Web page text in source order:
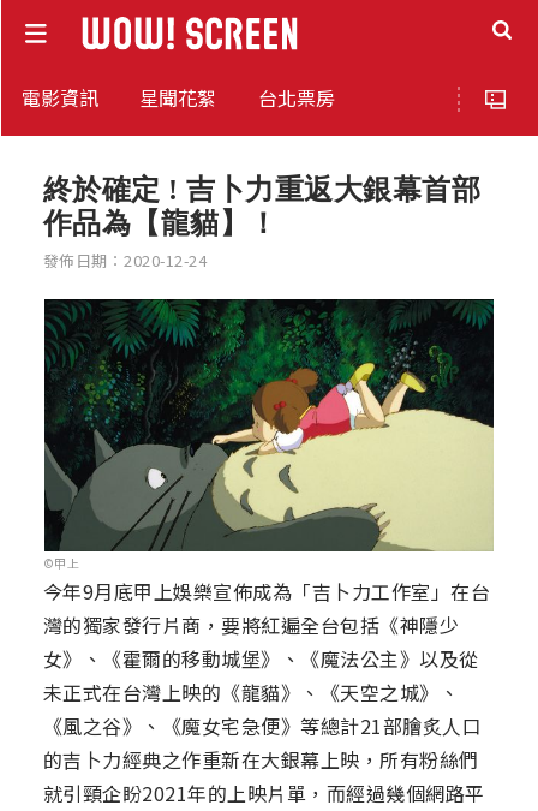
電影資訊 星聞花絮 台北票房
終於確定 ! 吉卜力重返大銀幕首部
作品為【龍貓】！
發佈日期：2020-12-24
©甲上
今年9月底甲上娛樂宣佈成為「吉卜力工作室」在台
灣的獨家發行片商，要將紅遍全台包括《神隱少
女》、《霍爾的移動城堡》、《魔法公主》以及從
未正式在台灣上映的《龍貓》、《天空之城》、
《風之谷》、《魔女宅急便》等總計21部膾炙人口
的吉卜力經典之作重新在大銀幕上映，所有粉絲們
就引頸企盼2021年的上映片單，而經過幾個網路平